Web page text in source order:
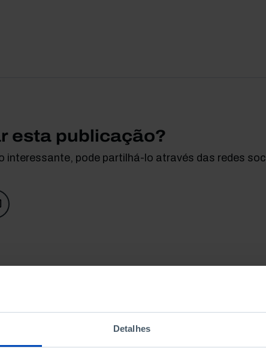
Detalhes
esta publicação?
interessante, pode partilhá-lo através das redes